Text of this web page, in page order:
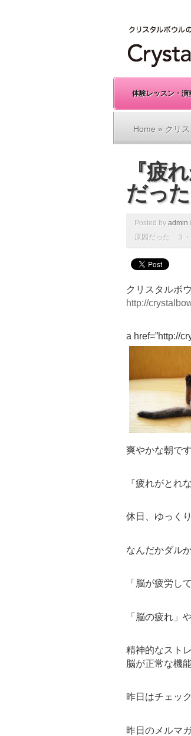
体験レッスン・演
Home » クリ
『疲
だっ
Posted by admin
原因だった ３・
クリスタルボ
http://
a href=”http://
爽やかな朝で
『疲れがとれ
休日、ゆっく
なんだかダル
「脳が疲労し
「脳の疲れ」
精神的なスト
脳が正常な機
昨日はチェッ
昨日のメルマ